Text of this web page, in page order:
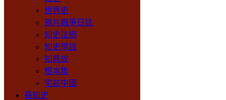
世界史
鴉片戰爭日誌
知史法網
知史學說
知典故
根本集
宅兹中國
長知史